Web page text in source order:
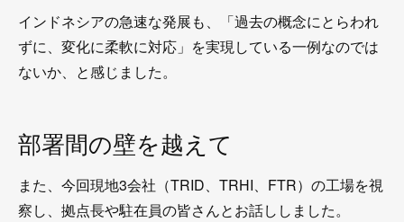
インドネシアの急速な発展も、「過去の概念にとらわれ
ずに、変化に柔軟に対応」を実現している一例なのでは
ないか、と感じました。
部署間の壁を越えて
また、今回現地3会社（TRID、TRHI、FTR）の工場を視
察し、拠点長や駐在員の皆さんとお話ししました。